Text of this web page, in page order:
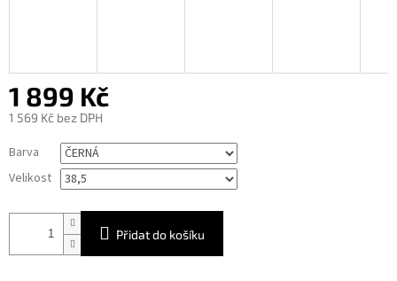
1 899 Kč
1 569 Kč bez DPH
cena:
Barva
Velikost
Přidat do košíku